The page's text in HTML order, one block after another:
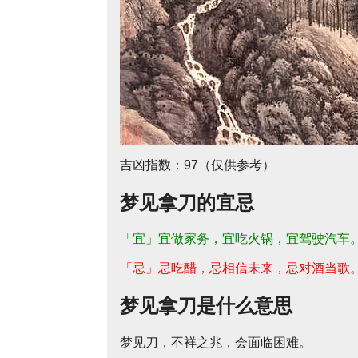
吉凶指数：97（仅供参考）
梦见拿刀的宜忌
「宜」宜做家务，宜吃火锅，宜驾驶汽车
「忌」忌吃醋，忌相信未来，忌对酒当歌
梦见拿刀是什么意思
梦见刀，不祥之兆，会面临困难。